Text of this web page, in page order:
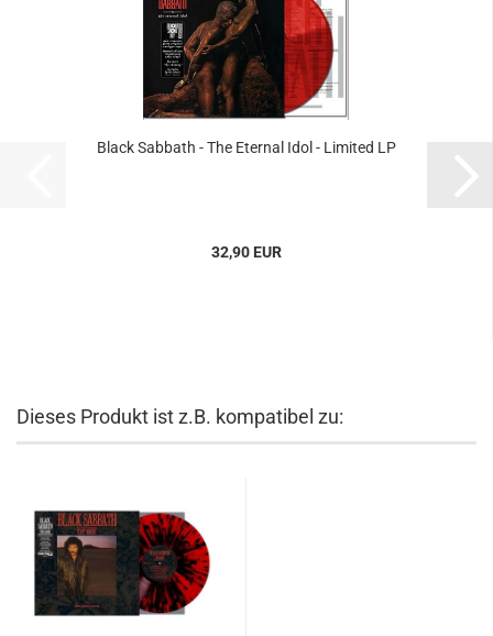
Black Sabbath - The Eternal Idol - Limited LP
32,90 EUR
Dieses Produkt ist z.B. kompatibel zu: